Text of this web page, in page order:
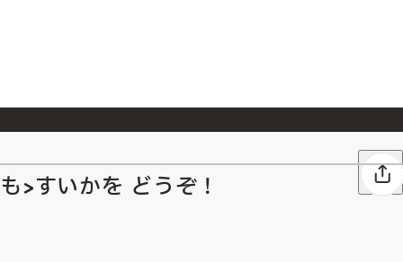
7/23 『ONE PIECE magazine 021 ONE PIECEカード付き同梱版』発売延期のご案内
>すいかを どうぞ！